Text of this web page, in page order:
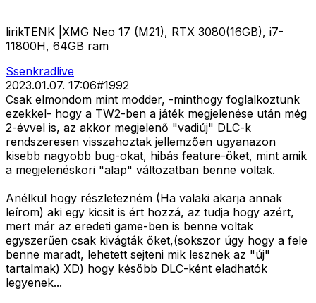
lirikTENK |XMG Neo 17 (M21), RTX 3080(16GB), i7-
11800H, 64GB ram
Ssenkradlive
2023.01.07. 17:06#1992
Csak elmondom mint modder, -minthogy foglalkoztunk
ezekkel- hogy a TW2-ben a játék megjelenése után még
2-évvel is, az akkor megjelenő "vadiúj" DLC-k
rendszeresen visszahoztak jellemzően ugyanazon
kisebb nagyobb bug-okat, hibás feature-öket, mint amik
a megjelenéskori "alap" változatban benne voltak.
Anélkül hogy részletezném (Ha valaki akarja annak
leírom) aki egy kicsit is ért hozzá, az tudja hogy azért,
mert már az eredeti game-ben is benne voltak
egyszerűen csak kivágták őket,(sokszor úgy hogy a fele
benne maradt, lehetett sejteni mik lesznek az "új"
tartalmak) XD) hogy később DLC-ként eladhatók
legyenek...